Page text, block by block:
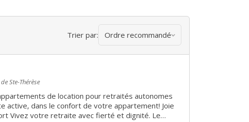
Trier par: Ordre recommandé
Ste-Thérèse
de location pour retraités autonomes
active, dans le confort de votre appartement! Joie
Le